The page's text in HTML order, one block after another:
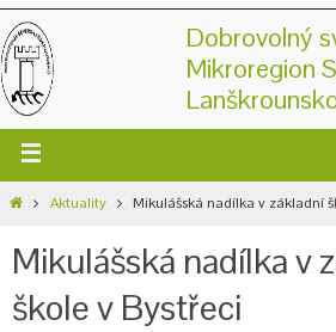
Dobrovolný
Mikroregion
Aktuality Mikulášská nadílka v základní
Mikulášská nadílka v
škole v Bystřeci